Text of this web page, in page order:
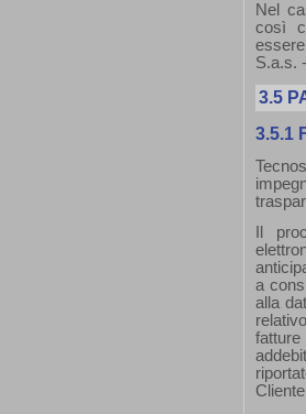
Nel
così
S.a.s.
3.5
3.5.1
Il
a
alla